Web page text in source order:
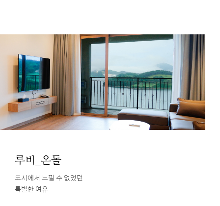
루비_온돌
도시에서 느낄 수 없었던
특별한 여유